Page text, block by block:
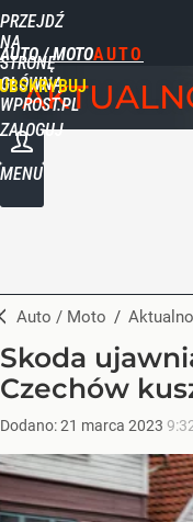
PRZEJDŹ
NA
STRONĘ
GŁÓWNĄ
WPROST.PL
AUTO / MOTO
ZALOGUJ
MENU
Auto / Moto /
Skoda
Czechów
Dodano:21 marca 2023